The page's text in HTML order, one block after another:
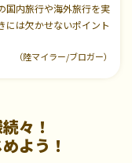
国内旅行や海外旅行を実
には欠かせないポイント
（陸マイラー/ブロガー）
々！
よう！